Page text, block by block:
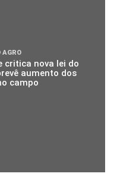
AGRO
critica nova lei do
aumento dos
campo